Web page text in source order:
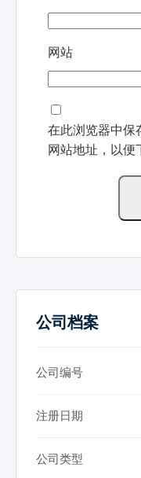
网站
在此浏览器中保
网站地址，以便
公司档案
公司编号
注册日期
公司类型